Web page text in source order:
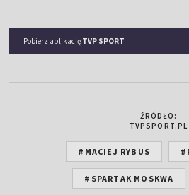
Pobierz aplikację TVP SPORT
ŹRÓDŁO:
TVPSPORT.PL
#MACIEJ RYBUS
#SPARTAK MOSKWA